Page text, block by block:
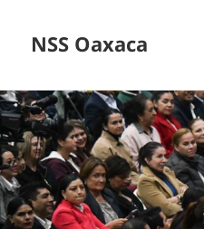
NSS Oaxaca